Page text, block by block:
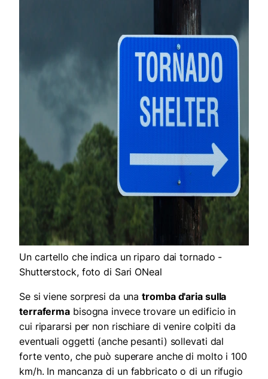
Un cartello che indica un riparo dai tornado -
Shutterstock, foto di Sari ONeal
Se si viene sorpresi da unatromba d'aria sulla
terraferma bisogna invece trovare un edificio in
cui ripararsi per non rischiare di venire colpiti da
eventuali oggetti (anche pesanti) sollevati dal
forte vento, che può superare anche di molto i 100
km/h. In mancanza di un fabbricato o di un rifugio